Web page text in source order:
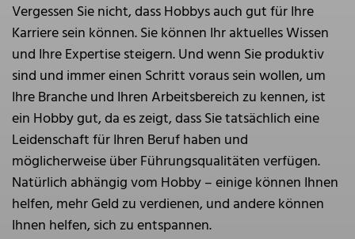
Vergessen Sie nicht, dass Hobbys auch gut für Ihre
Karriere sein können. Sie können Ihr aktuelles Wissen
und Ihre Expertise steigern. Und wenn Sie produktiv
sind und immer einen Schritt voraus sein wollen, um
Ihre Branche und Ihren Arbeitsbereich zu kennen, ist
ein Hobby gut, da es zeigt, dass Sie tatsächlich eine
Leidenschaft für Ihren Beruf haben und
möglicherweise über Führungsqualitäten verfügen.
Natürlich abhängig vom Hobby – einige können Ihnen
helfen, mehr Geld zu verdienen, und andere können
Ihnen helfen, sich zu entspannen.